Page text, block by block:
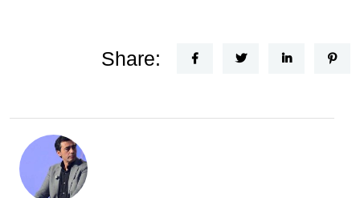
Share: